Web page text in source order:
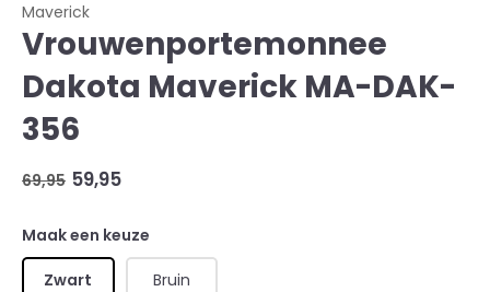
Maverick
Vrouwenportemonnee
Dakota Maverick MA-DAK-
356
69,95 59,95
Maak een keuze
Zwart Bruin